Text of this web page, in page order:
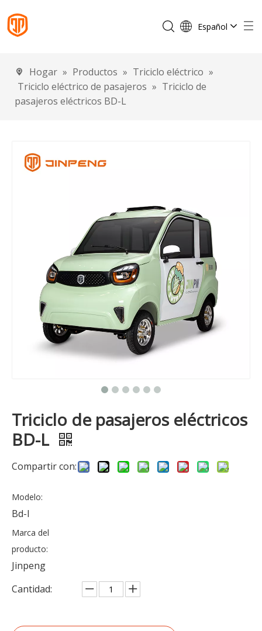
Español
Português
Deutsch
Hogar » Productos » Triciclo eléctrico »
Triciclo eléctrico de pasajeros » Triciclo de
pasajeros eléctricos BD-L
Triciclo de pasajeros eléctricos
BD-L
Compartir con:
Modelo:
Bd-l
Marca del
producto:
Jinpeng
Cantidad: